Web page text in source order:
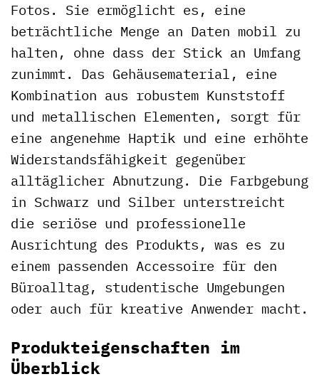
Fotos. Sie ermöglicht es, eine
beträchtliche Menge an Daten mobil zu
halten, ohne dass der Stick an Umfang
zunimmt. Das Gehäusematerial, eine
Kombination aus robustem Kunststoff
und metallischen Elementen, sorgt für
eine angenehme Haptik und eine erhöhte
Widerstandsfähigkeit gegenüber
alltäglicher Abnutzung. Die Farbgebung
in Schwarz und Silber unterstreicht
die seriöse und professionelle
Ausrichtung des Produkts, was es zu
einem passenden Accessoire für den
Büroalltag, studentische Umgebungen
oder auch für kreative Anwender macht.
Produkteigenschaften im
Überblick